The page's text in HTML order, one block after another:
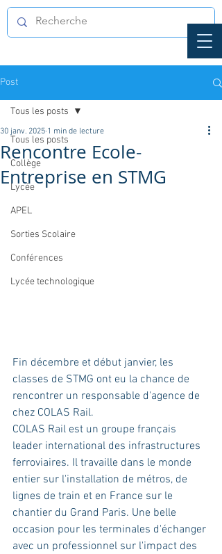
Post
Tous les posts
Collège
Lycée
APEL
Sorties Scolaire
Conférences
Lycée technologique
Tous les posts
Rencontre Ecole-
Entreprise en STMG
30 janv. 2025 1 min de lecture
Fin décembre et début janvier, les
classes de STMG ont eu la chance de
rencontrer un responsable d'agence de
chez COLAS Rail.
COLAS Rail est un groupe français
leader international des infrastructures
ferroviaires. Il travaille dans le monde
entier sur l'installation de métros, de
lignes de train et en France sur le
chantier du Grand Paris. Une belle
occasion pour les terminales d'échanger
avec un professionnel sur l'impact des